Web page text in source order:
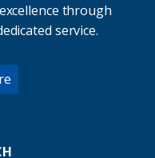
through
service.